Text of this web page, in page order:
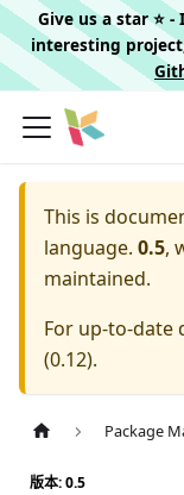
Give us a star ⭐️
interesting
This is
language. 0.5,
maintained.
For up-to-date
(0.12).
Package
版本: 0.5